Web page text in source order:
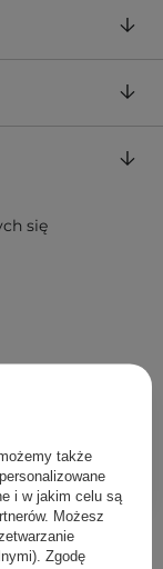
się
także
i w jakim celu są
Możesz
Zgodę